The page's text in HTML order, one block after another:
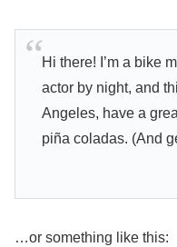
Hi there! I’m a bike
actor by night, and
Angeles, have a
piña coladas. (And
…or something like this: